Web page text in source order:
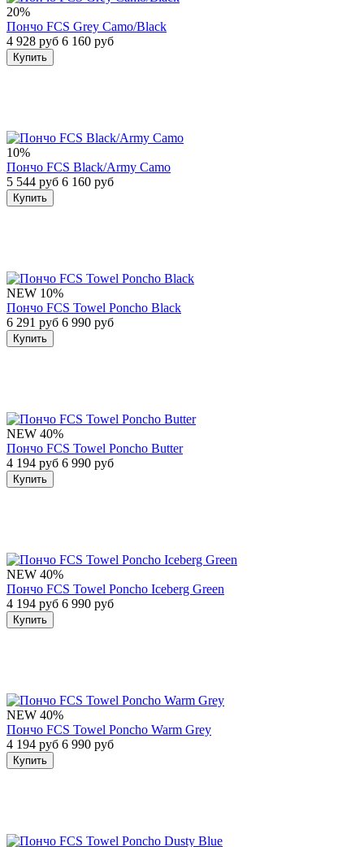
20%
Пончо FCS Grey Camo/Black
4 928 руб 6 160 руб
Купить
10%
Пончо FCS Black/Army Camo
5 544 руб 6 160 руб
Купить
NEW 10%
Пончо FCS Towel Poncho Black
6 291 руб 6 990 руб
Купить
NEW 40%
Пончо FCS Towel Poncho Butter
4 194 руб 6 990 руб
Купить
NEW 40%
Пончо FCS Towel Poncho Iceberg Green
4 194 руб 6 990 руб
Купить
NEW 40%
Пончо FCS Towel Poncho Warm Grey
4 194 руб 6 990 руб
Купить